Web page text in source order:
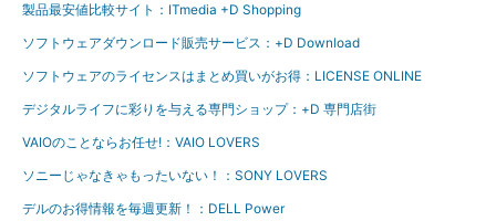
製品最安値比較サイト：ITmedia +D Shopping
ソフトウェアダウンロード販売サービス：+D Download
ソフトウェアのライセンスはまとめ買いがお得：LICENSE ONLINE
デジタルライフに彩りを与える専門ショップ：+D 専門店街
VAIOのことならお任せ!：VAIO LOVERS
ソニーじゃなきゃもったいない！：SONY LOVERS
デルのお得情報を毎週更新！：DELL Power